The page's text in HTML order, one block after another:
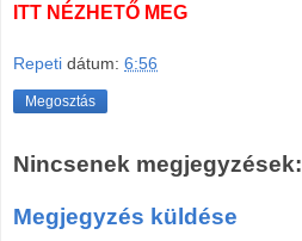
ITT NÉZHETŐ MEG
Repeti dátum: 6:56
Megosztás
Nincsenek megjegyzések:
Megjegyzés küldése